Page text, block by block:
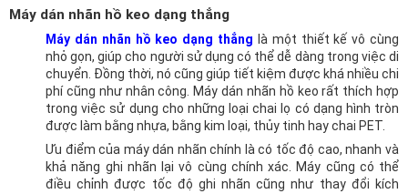
Máy dán nhãn hồ keo dạng thẳng
Máy dán nhãn hồ keo dạng thẳng là một thiết kế vô cùng
nhỏ gọn, giúp cho người sử dụng có thể dễ dàng trong việc di
chuyển. Đồng thời, nó cũng giúp tiết kiệm được khá nhiều chi
phí cũng như nhân công. Máy dán nhãn hồ keo rất thích hợp
trong việc sử dụng cho những loại chai lọ có dạng hình tròn
được làm bằng nhựa, bằng kim loại, thủy tinh hay chai PET.
Ưu điểm của máy dán nhãn chính là có tốc độ cao, nhanh và
khả năng ghi nhãn lại vô cùng chính xác. Máy cũng có thể
điều chỉnh được tốc độ ghi nhãn cũng như thay đổi kích